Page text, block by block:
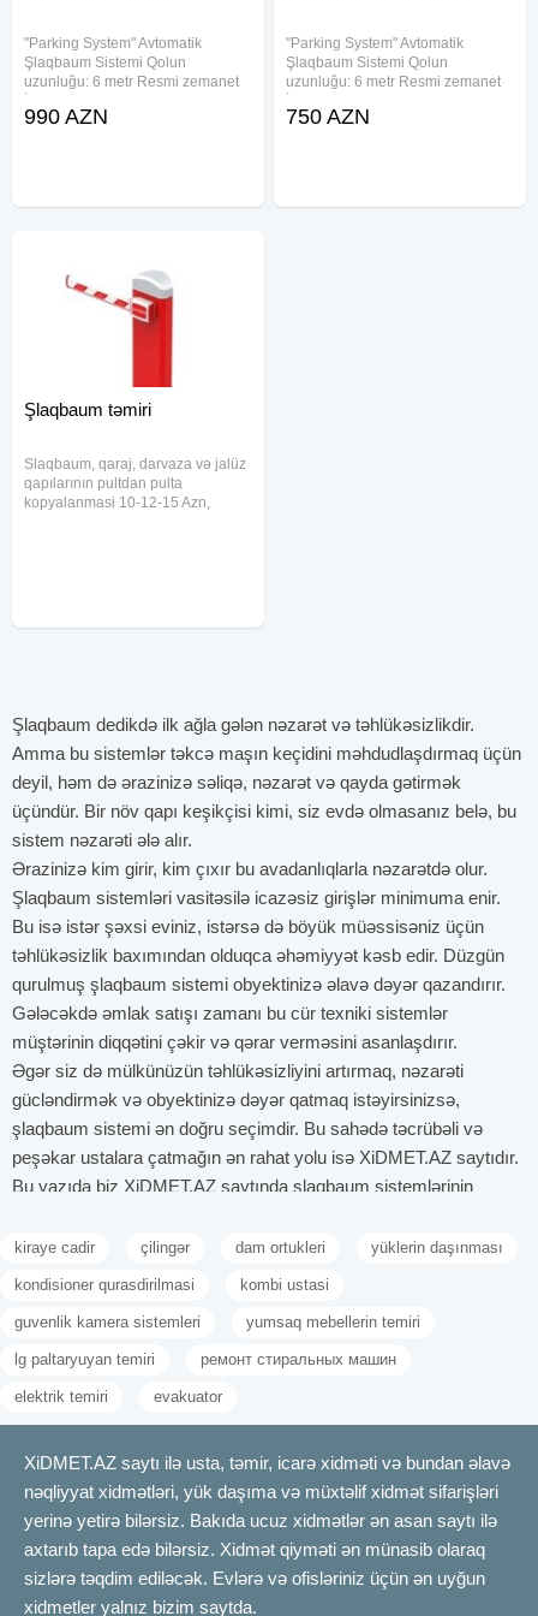
"Parking System" Avtomatik
Şlaqbaum Sistemi Qolun
uzunluğu: 6 metr Resmi zemanet
Qorunma sinfi: IP56 Eni: 32 sm;
990 AZN
"Parking System" Avtomatik
Şlaqbaum Sistemi Qolun
uzunluğu: 6 metr Resmi zemanet
Qorunma sinfi: IP56 Eni: 32 sm;
750 AZN
Şlaqbaum təmiri
Slaqbaum, qaraj, darvaza və jalüz
qapılarının pultdan pulta
kopyalanmasi 10-12-15 Azn,
Şlaqbaum dedikdə ilk ağla gələn nəzarət və təhlükəsizlikdir.
Amma bu sistemlər təkcə maşın keçidini məhdudlaşdırmaq üçün
deyil, həm də ərazinizə səliqə, nəzarət və qayda gətirmək
üçündür. Bir növ qapı keşikçisi kimi, siz evdə olmasanız belə, bu
sistem nəzarəti ələ alır.
Ərazinizə kim girir, kim çıxır bu avadanlıqlarla nəzarətdə olur.
Şlaqbaum sistemləri vasitəsilə icazəsiz girişlər minimuma enir.
Bu isə istər şəxsi eviniz, istərsə də böyük müəssisəniz üçün
təhlükəsizlik baxımından olduqca əhəmiyyət kəsb edir. Düzgün
qurulmuş şlaqbaum sistemi obyektinizə əlavə dəyər qazandırır.
Gələcəkdə əmlak satışı zamanı bu cür texniki sistemlər
müştərinin diqqətini çəkir və qərar verməsini asanlaşdırır.
Əgər siz də mülkünüzün təhlükəsizliyini artırmaq, nəzarəti
gücləndirmək və obyektinizə dəyər qatmaq istəyirsinizsə,
şlaqbaum sistemi ən doğru seçimdir. Bu sahədə təcrübəli və
peşəkar ustalara çatmağın ən rahat yolu isə XiDMET.AZ saytıdır.
Bu yazıda biz XiDMET.AZ saytında şlaqbaum sistemlərinin
Şlaqbaum sistemlərinin növləri
Keçid nəzarətinin ən vacib elementlərindən biri olan şlaqbaum
nəqliyyat axınının qarşısını almaq üçün tətbiq olunur. Bu sistemlər
müxtəlif texnoloji səviyyələrdə və idarəetmə üsulları ilə təchiz
olunur. İstifadəçinin ehtiyacına uyğun olaraq fərqli modellər
arasında seçim imkanı yaradır. Şlaqbaum sistemləri bağ
komplekslərindən sənaye zonalarına qədər geniş istifadə
sahəsinə malikdir. Əsas məqsəd nəqliyyat vasitələrinin axınını
səmərəli şəkildə tənzimləmək, təhlükəsizliyi təmin etməkdir. Digər
tərəfdən, müasir texnologiyaların verdiyi üstünlüklərdən istifadə
etmək imkanınız var. XiDMET.AZ saytında istifadəçilərə təqdim
kiraye cadir çilingər dam ortukleri yüklerin daşınması
kondisioner qurasdirilmasi kombi ustasi
guvenlik kamera sistemleri yumsaq mebellerin temiri
lg paltaryuyan temiri ремонт стиральных машин
elektrik temiri evakuator
XiDMET.AZ saytı ilə usta, təmir, icarə xidməti və bundan əlavə
nəqliyyat xidmətləri, yük daşıma və müxtəlif xidmət sifarişləri
yerinə yetirə bilərsiz. Bakıda ucuz xidmətlər ən asan saytı ilə
axtarıb tapa edə bilərsiz. Xidmət qiyməti ən münasib olaraq
sizlərə təqdim ediləcək. Evlərə və ofisləriniz üçün ən uyğun
xidmetler yalnız bizim saytda.